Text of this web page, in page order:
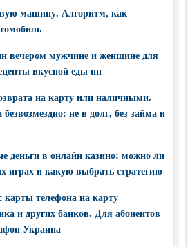
машину. Алгоритм, как
вечером мужчине и женщине для
вкусной еды пп
на карту или наличными.
не в долг, без займа и
деньги в онлайн казино: можно ли
играх и какую выбрать стратегию
карты телефона на карту
и других банков. Для абонентов
Украина